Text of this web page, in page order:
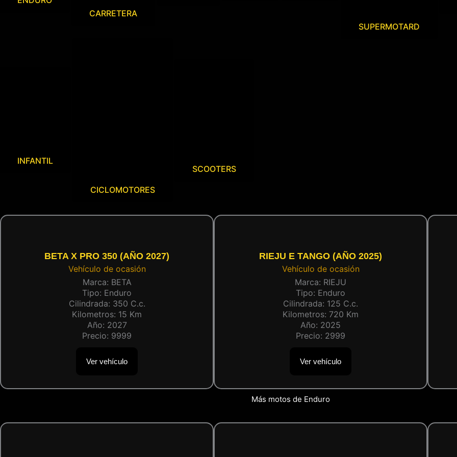
CARRETERA
SUPERMOTARD
INFANTIL
CICLOMOTORES
SCOOTERS
BETA X PRO 350 (AÑO 2027)
Vehículo de ocasión
Marca: BETA
Tipo: Enduro
Cilindrada: 350 C.c.
Kilometros: 15 Km
Año: 2027
Precio: 9999
Ver vehículo
RIEJU E TANGO (AÑO 2025)
Vehículo de ocasión
Marca: RIEJU
Tipo: Enduro
Cilindrada: 125 C.c.
Kilometros: 720 Km
Año: 2025
Precio: 2999
Ver vehículo
Más motos de Enduro